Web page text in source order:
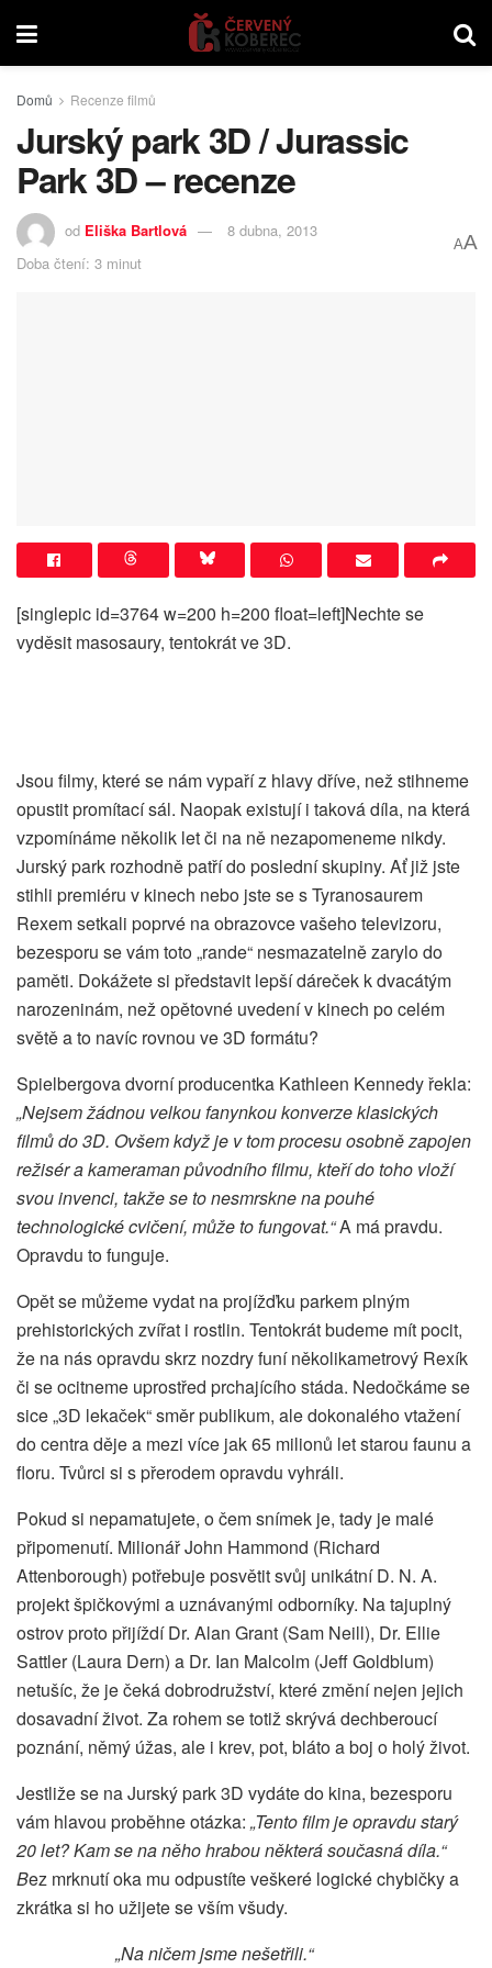
Domů Recenze filmů
Jurský park 3D / Jurassic
Park 3D – recenze
od Eliška Bartlová
8 dubna, 2013
Doba čtení: 3 minut
AA
[singlepic id=3764 w=200 h=200 float=left]Nechte se
vyděsit masosaury, tentokrát ve 3D.
Jsou filmy, které se nám vypaří z hlavy dříve, než stihneme
opustit promítací sál. Naopak existují i taková díla, na která
vzpomínáme několik let či na ně nezapomeneme nikdy.
Jurský park rozhodně patří do poslední skupiny. Ať již jste
stihli premiéru v kinech nebo jste se s Tyranosaurem
Rexem setkali poprvé na obrazovce vašeho televizoru,
bezesporu se vám toto „rande“ nesmazatelně zarylo do
paměti. Dokážete si představit lepší dáreček k dvacátým
narozeninám, než opětovné uvedení v kinech po celém
světě a to navíc rovnou ve 3D formátu?
Spielbergova dvorní producentka Kathleen Kennedy řekla:
„Nejsem žádnou velkou fanynkou konverze klasických
filmů do 3D. Ovšem když je v tom procesu osobně zapojen
režisér a kameraman původního filmu, kteří do toho vloží
svou invenci, takže se to nesmrskne na pouhé
technologické cvičení, může to fungovat.“A má pravdu.
Opravdu to funguje.
Opět se můžeme vydat na projížďku parkem plným
prehistorických zvířat i rostlin. Tentokrát budeme mít pocit,
že na nás opravdu skrz nozdry funí několikametrový Rexík
či se ocitneme uprostřed prchajícího stáda. Nedočkáme se
sice „3D lekaček“ směr publikum, ale dokonalého vtažení
do centra děje a mezi více jak 65 milionů let starou faunu a
floru. Tvůrci si s přerodem opravdu vyhráli.
Pokud si nepamatujete, o čem snímek je, tady je malé
připomenutí. Milionář John Hammond (Richard
Attenborough) potřebuje posvětit svůj unikátní D. N. A.
projekt špičkovými a uznávanými odborníky. Na tajuplný
ostrov proto přijíždí Dr. Alan Grant (Sam Neill), Dr. Ellie
Sattler (Laura Dern) a Dr. Ian Malcolm (Jeff Goldblum)
netušíc, že je čeká dobrodružství, které změní nejen jejich
dosavadní život. Za rohem se totiž skrývá dechberoucí
poznání, němý úžas, ale i krev, pot, bláto a boj o holý život.
Jestliže se na Jurský park 3D vydáte do kina, bezesporu
vám hlavou proběhne otázka: „Tento film je opravdu starý
20 let? Kam se na něho hrabou některá současná díla.“
Bez mrknutí oka mu odpustíte veškeré logické chybičky a
zkrátka si ho užijete se vším všudy.
„Na ničem jsme nešetřili.“